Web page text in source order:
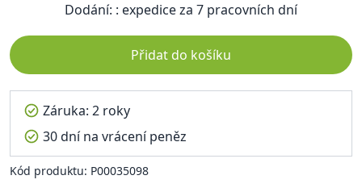
Dodání: : expedice za 7 pracovních dní
Přidat do košíku
Záruka: 2 roky
30 dní na vrácení peněz
Kód produktu: P00035098